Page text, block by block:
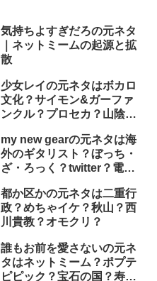
気持ちよすぎだろの元ネタ
｜ネットミームの起源と拡
散
少女レイの元ネタはボカロ
文化？サイモン&ガーファ
ンクル？プロセカ？山陰街
my new gearの元ネタは海
外のギタリスト？ぼっち・
ざ・ろっく？twitter？電音
都か区かの元ネタは二重行
政？めちゃイケ？秋山？西
川貴教？オモクリ？
誰もお前を愛さないの元ネ
タはネットミーム？ポプテ
ピピック？宝石の国？寿